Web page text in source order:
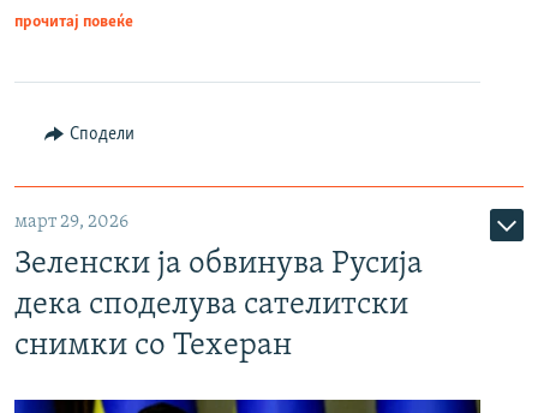
прочитај повеќе
Сподели
март 29, 2026
Зеленски ја обвинува Русија
дека споделува сателитски
снимки со Техеран